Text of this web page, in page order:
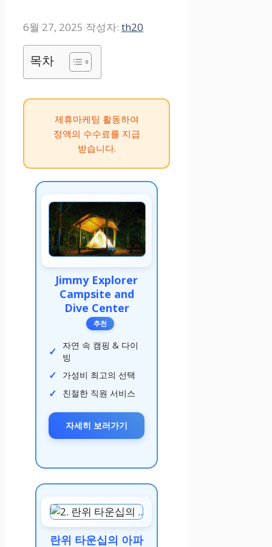
6월 27, 2025 작성자: th20
목차
제휴마케팅 활동하여
정액의 수수료를 지급
받습니다.
Jimmy Explorer
Campsite and
Dive Center
추천
자연 속 캠핑 & 다이
빙
가성비 최고의 선택
친절한 직원 서비스
자세히 보러가기
란위 타운십의 아파